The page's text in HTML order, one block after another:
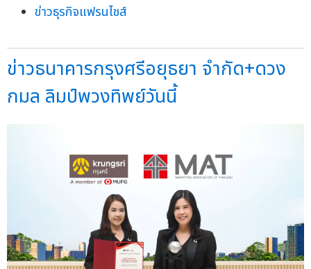
ข่าวธุรกิจแฟรนไชส์
ข่าวธนาคารกรุงศรีอยุธยา จำกัด+ดวง
กมล ลิมป์พวงทิพย์วันนี้